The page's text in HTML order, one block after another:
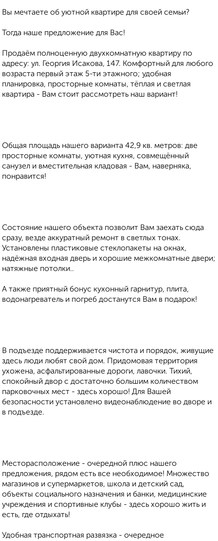
Вы мечтаете об уютной квартире для своей семьи?
Тогда наше предложение для Вас!
Продаём полноценную двухкомнатную квартиру по
адресу: ул. Георгия Исакова, 147. Комфортный для любого
возраста первый этаж 5-ти этажного; удобная
планировка, просторные комнаты, тёплая и светлая
квартира - Вам стоит рассмотреть наш вариант!
Общая площадь нашего варианта 42,9 кв. метров: две
просторные комнаты, уютная кухня, совмещённый
санузел и вместительная кладовая - Вам, наверняка,
понравится!
Состояние нашего объекта позволит Вам заехать сюда
сразу, везде аккуратный ремонт в светлых тонах.
Установлены пластиковые стеклопакеты на окнах,
надёжная входная дверь и хорошие межкомнатные двери;
натяжные потолки..
А также приятный бонус кухонный гарнитур, плита,
водонагреватель и погреб достанутся Вам в подарок!
В подъезде поддерживается чистота и порядок, живущие
здесь люди любят свой дом. Придомовая территория
ухожена, асфальтированные дороги, лавочки. Тихий,
спокойный двор с достаточно большим количеством
парковочных мест - здесь хорошо! Для Вашей
безопасности установлено видеонаблюдение во дворе и
в подъезде.
Месторасположение - очередной плюс нашего
предложения, рядом есть все необходимое! Множество
магазинов и супермаркетов, школа и детский сад,
объекты социального назначения и банки, медицинские
учреждения и спортивные клубы - здесь хорошо жить и
есть, где отдыхать!
Удобная транспортная развязка - очередное